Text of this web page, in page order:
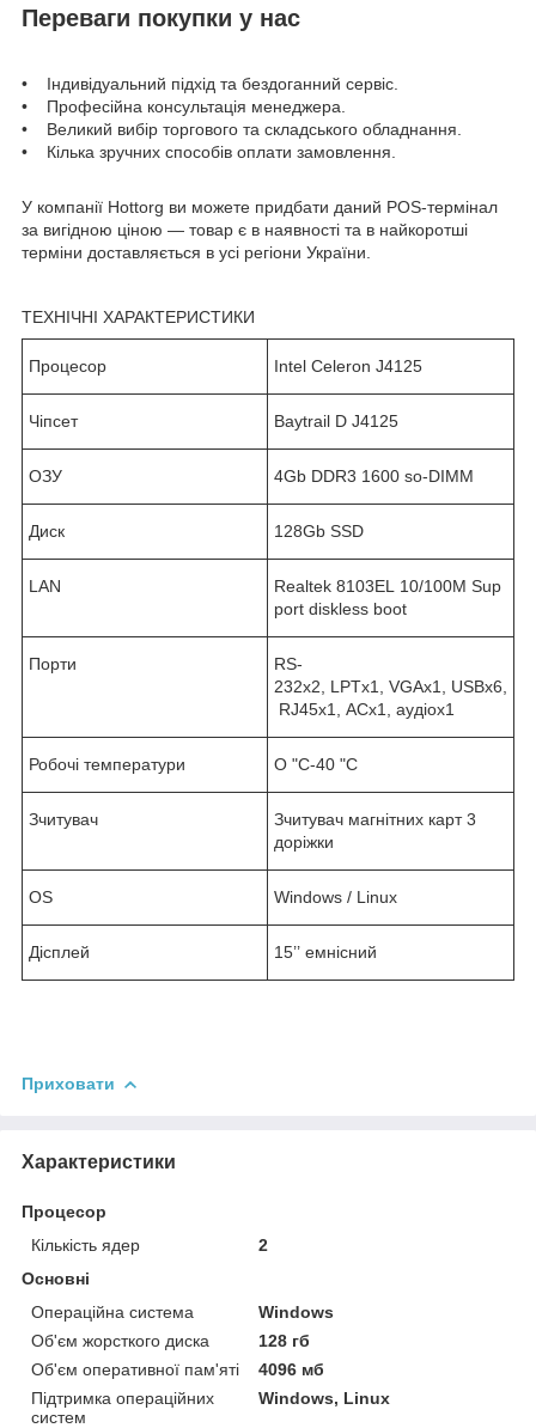
Переваги покупки у нас
• Індивідуальний підхід та бездоганний сервіс.
• Професійна консультація менеджера.
• Великий вибір торгового та складського обладнання.
• Кілька зручних способів оплати замовлення.
У компанії Hottorg ви можете придбати даний POS-термінал
за вигідною ціною — товар є в наявності та в найкоротші
терміни доставляється в усі регіони України.
ТЕХНІЧНІ ХАРАКТЕРИСТИКИ
Процесор Intel Celeron J4125
Чіпсет Baytrail D J4125
ОЗУ 4Gb DDR3 1600 so-DIMM
Диск 128Gb SSD
LAN
Realtek 8103EL 10/100M Sup
port diskless boot
Порти
RS-
232x2, LPTx1, VGAx1, USBx6,
RJ45x1, ACx1, аудіох1
Робочі температури O "C-40 "C
Зчитувач
Зчитувач магнітних карт 3
доріжки
OS Windows / Linux
Дісплей 15’’ емнісний
Приховати
Характеристики
Процесор
Кількість ядер
2
Основні
Операційна система
Windows
Об'єм жорсткого диска
128 гб
Об'єм оперативної пам'яті
4096 мб
Підтримка операційних
систем
Windows, Linux